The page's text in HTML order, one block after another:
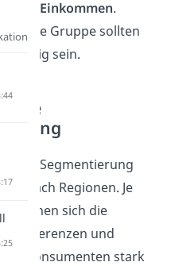
Einkommen.
diese Gruppe sollten
sein.
Segmentierung
nach Regionen. Je
können sich die
Präferenzen und
der Konsumenten stark